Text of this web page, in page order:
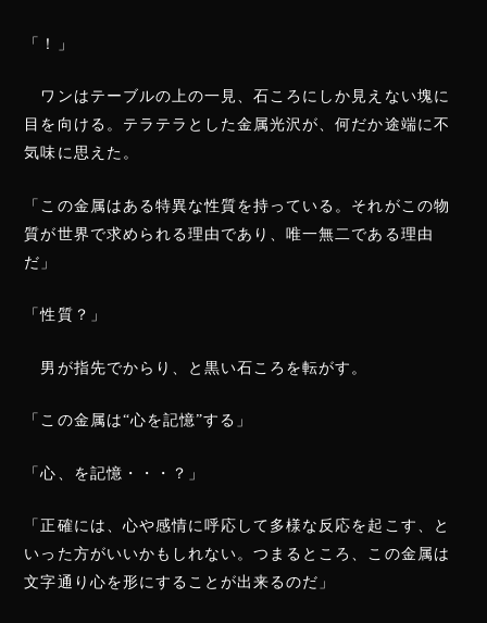
「！」
ワンはテーブルの上の一見、石ころにしか見えない塊に
目を向ける。テラテラとした金属光沢が、何だか途端に不
気味に思えた。
「この金属はある特異な性質を持っている。それがこの物
質が世界で求められる理由であり、唯一無二である理由
だ」
「性質？」
男が指先でからり、と黒い石ころを転がす。
「この金属は“心を記憶”する」
「心、を記憶・・・？」
「正確には、心や感情に呼応して多様な反応を起こす、と
いった方がいいかもしれない。つまるところ、この金属は
文字通り心を形にすることが出来るのだ」